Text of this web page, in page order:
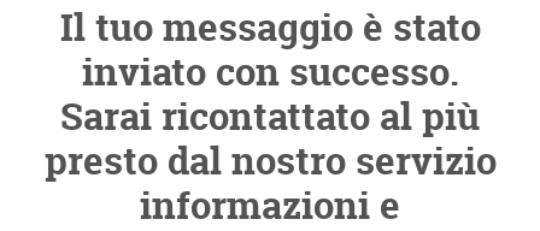
Il tuo messaggio è stato
inviato con successo.
Sarai ricontattato al più
presto dal nostro servizio
informazioni e